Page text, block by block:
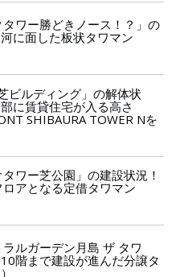
ワー勝どきノース！？」の
に面した板状タワマン
ビルディング」の解体状
に賃貸住宅が入る高さ
SHIBAURA TOWER Nを
ワー芝公園」の建設状況！
アとなる定借タワマン
ルガーデン月島 ザ タワ
階まで建設が進んだ分譲タ